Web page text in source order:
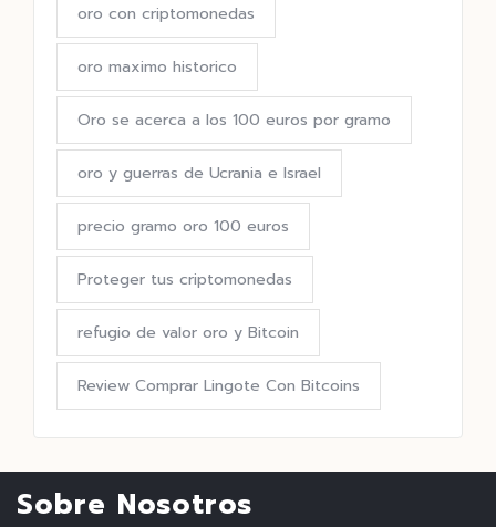
oro con criptomonedas
oro maximo historico
Oro se acerca a los 100 euros por gramo
oro y guerras de Ucrania e Israel
precio gramo oro 100 euros
Proteger tus criptomonedas
refugio de valor oro y Bitcoin
Review Comprar Lingote Con Bitcoins
Sobre Nosotros